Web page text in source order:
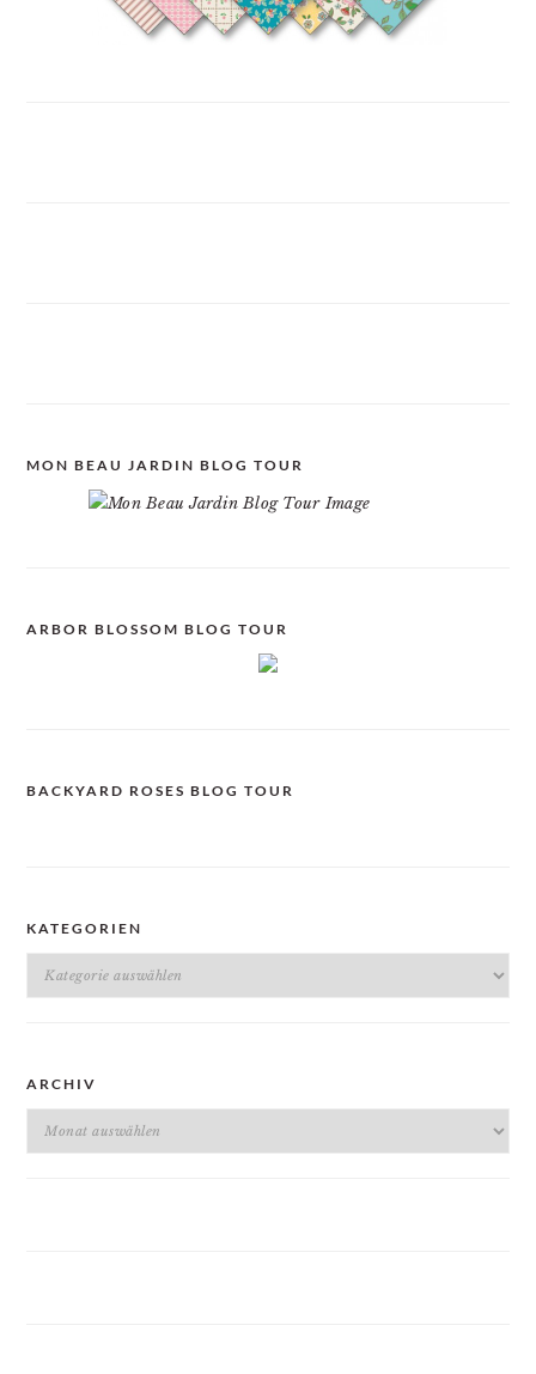
MON BEAU JARDIN BLOG TOUR
ARBOR BLOSSOM BLOG TOUR
BACKYARD ROSES BLOG TOUR
KATEGORIEN
Kategorien
ARCHIV
Archiv